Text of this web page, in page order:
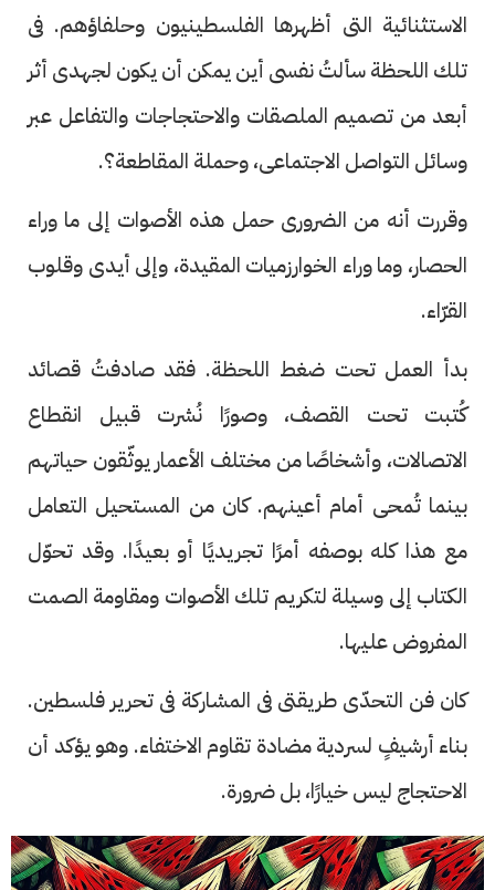
الاستثنائية التى أظهرها الفلسطينيون وحلفاؤهم. فى
تلك اللحظة سألتُ نفسى أين يمكن أن يكون لجهدى أثر
أبعد من تصميم الملصقات والاحتجاجات والتفاعل عبر
وسائل التواصل الاجتماعى، وحملة المقاطعة؟.
وقررت أنه من الضرورى حمل هذه الأصوات إلى ما وراء
الحصار، وما وراء الخوارزميات المقيدة، وإلى أيدى وقلوب
القرّاء.
بدأ العمل تحت ضغط اللحظة. فقد صادفتُ قصائد
كُتبت تحت القصف، وصورًا نُشرت قبيل انقطاع
الاتصالات، وأشخاصًا من مختلف الأعمار يوثّقون حياتهم
بينما تُمحى أمام أعينهم. كان من المستحيل التعامل
مع هذا كله بوصفه أمرًا تجريديًا أو بعيدًا. وقد تحوّل
الكتاب إلى وسيلة لتكريم تلك الأصوات ومقاومة الصمت
المفروض عليها.
كان فن التحدّى طريقتى فى المشاركة فى تحرير فلسطين.
بناء أرشيفٍ لسردية مضادة تقاوم الاختفاء. وهو يؤكد أن
الاحتجاج ليس خيارًا، بل ضرورة.